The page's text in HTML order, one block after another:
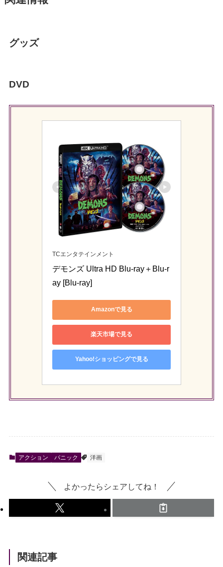
グッズ
DVD
TCエンタテインメント
デモンズ Ultra HD Blu-ray＋Blu-r
ay [Blu-ray]
Amazonで見る
楽天市場で見る
Yahoo!ショッピングで見る
アクション パニック 洋画
よかったらシェアしてね！
関連記事